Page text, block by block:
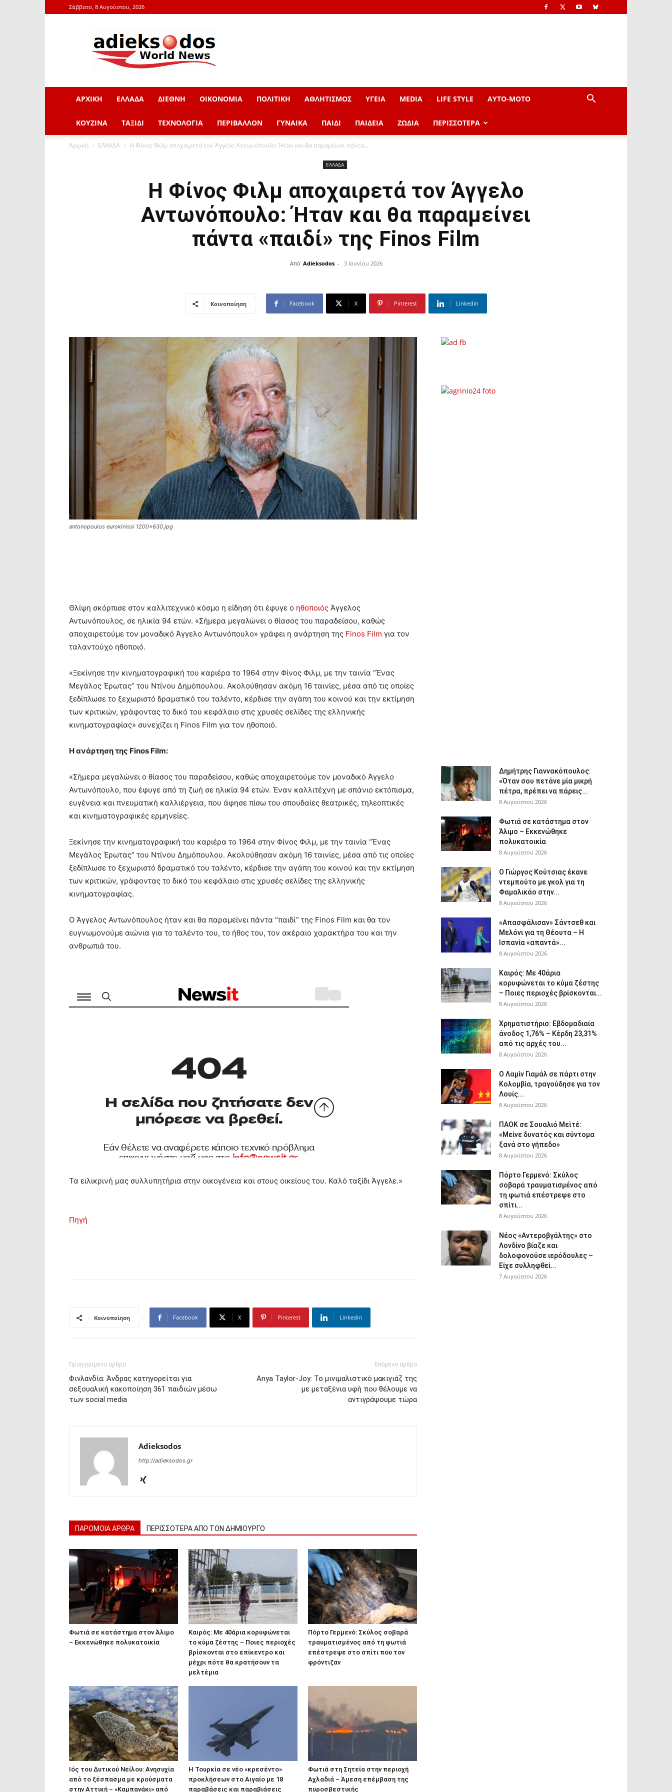
Σάββατο, 8 Αυγούστου, 2026
adieksodos.gr
ΑΡΧΙΚΗ ΕΛΛΑΔΑ ΔΙΕΘΝΗ ΟΙΚΟΝΟΜΙΑ ΠΟΛΙΤΙΚΗ ΑΘΛΗΤΙΣΜΟΣ ΥΓΕΙΑ MEDIA LIFE STYLE AYTO-ΜOTO
ΚΟΥΖΙΝΑ ΤΑΞΙΔΙ ΤΕΧΝΟΛΟΓΙΑ ΠΕΡΙΒΑΛΛΟΝ ΓΥΝΑΙΚΑ ΠΑΙΔΙ ΠΑΙΔΕΙΑ ΖΩΔΙΑ ΠΕΡΙΣΣΟΤΕΡΑ
Αρχική ΕΛΛΑΔΑ Η Φίνος Φιλμ αποχαιρετά τον Άγγελο Αντωνόπουλο: Ήταν και θα παραμείνει πάντα...
ΕΛΛΑΔΑ
Η Φίνος Φιλμ αποχαιρετά τον Άγγελο
Αντωνόπουλο: Ήταν και θα παραμείνει
πάντα «παιδί» της Finos Film
Από Adieksodos - 3 Ιουνίου 2026
Κοινοποίηση Facebook X Pinterest Linkedin
antonopoulos eurokinissi 1200x630.jpg
Θλίψη σκόρπισε στον καλλιτεχνικό κόσμο η είδηση ότι έφυγε ο ηθοποιός Άγγελος
Αντωνόπουλος, σε ηλικία 94 ετών. «Σήμερα μεγαλώνει ο θίασος του παραδείσου, καθώς
αποχαιρετούμε τον μοναδικό Άγγελο Αντωνόπουλο» γράφει η ανάρτηση της Finos Film για τον
ταλαντούχο ηθοποιό.
«Ξεκίνησε την κινηματογραφική του καριέρα το 1964 στην Φίνος Φιλμ, με την ταινία “Ένας
Μεγάλος Έρωτας” του Ντίνου Δημόπουλου. Ακολούθησαν ακόμη 16 ταινίες, μέσα από τις οποίες
ξεδίπλωσε το ξεχωριστό δραματικό του ταλέντο, κέρδισε την αγάπη του κοινού και την εκτίμηση
των κριτικών, γράφοντας το δικό του κεφάλαιο στις χρυσές σελίδες της ελληνικής
κινηματογραφίας» συνεχίζει η Finos Film για τον ηθοποιό.
Η ανάρτηση της Finos Film:
«Σήμερα μεγαλώνει ο θίασος του παραδείσου, καθώς αποχαιρετούμε τον μοναδικό Άγγελο
Αντωνόπουλο, που έφυγε από τη ζωή σε ηλικία 94 ετών. Έναν καλλιτέχνη με σπάνιο εκτόπισμα,
ευγένεια και πνευματική καλλιέργεια, που άφησε πίσω του σπουδαίες θεατρικές, τηλεοπτικές
και κινηματογραφικές ερμηνείες.
Ξεκίνησε την κινηματογραφική του καριέρα το 1964 στην Φίνος Φιλμ, με την ταινία “Ένας
Μεγάλος Έρωτας” του Ντίνου Δημόπουλου. Ακολούθησαν ακόμη 16 ταινίες, μέσα από τις οποίες
ξεδίπλωσε το ξεχωριστό δραματικό του ταλέντο, κέρδισε την αγάπη του κοινού και την εκτίμηση
των κριτικών, γράφοντας το δικό του κεφάλαιο στις χρυσές σελίδες της ελληνικής
κινηματογραφίας.
Ο Άγγελος Αντωνόπουλος ήταν και θα παραμείνει πάντα “παιδί” της Finos Film και θα τον
ευγνωμονούμε αιώνια για το ταλέντο του, το ήθος του, τον ακέραιο χαρακτήρα του και την
ανθρωπιά του.
Τα ειλικρινή μας συλλυπητήρια στην οικογένεια και στους οικείους του. Καλό ταξίδι Άγγελε.»
Πηγή
Κοινοποίηση Facebook X Pinterest Linkedin
Προηγούμενο άρθρο
Φινλανδία: Άνδρας κατηγορείται για
σεξουαλική κακοποίηση 361 παιδιών μέσω
των social media
Επόμενο άρθρο
Anya Taylor-Joy: Το μινιμαλιστικό μακιγιάζ της
με μεταξένια υφή που θέλουμε να
αντιγράψουμε τώρα
Adieksodos
http://adieksodos.gr
ΠΑΡΟΜΟΙΑ ΑΡΘΡΑ ΠΕΡΙΣΣΟΤΕΡΑ ΑΠΟ ΤΟΝ ΔΗΜΙΟΥΡΓΟ
Φωτιά σε κατάστημα στον Άλιμο
– Εκκενώθηκε πολυκατοικία
Καιρός: Με 40άρια κορυφώνεται
το κύμα ζέστης – Ποιες περιοχές
βρίσκονται στο επίκεντρο και
μέχρι πότε θα κρατήσουν τα
μελτέμια
Πόρτο Γερμενό: Σκύλος σοβαρά
τραυματισμένος από τη φωτιά
επέστρεψε στο σπίτι που τον
φρόντιζαν
Ιός του Δυτικού Νείλου: Ανησυχία
από το ξέσπασμα με κρούσματα
στην Αττική – «Καμπανάκι» από
Η Τουρκία σε νέο «κρεσέντο»
προκλήσεων στο Αιγαίο με 18
παραβάσεις και παραβιάσεις
Φωτιά στη Σητεία στην περιοχή
Αχλαδιά – Άμεση επέμβαση της
πυροσβεστικής
Δημήτρης Γιαννακόπουλος:
«Όταν σου πετάνε μία μικρή
πέτρα, πρέπει να πάρεις...
8 Αυγούστου 2026
Φωτιά σε κατάστημα στον
Άλιμο – Εκκενώθηκε
πολυκατοικία
8 Αυγούστου 2026
Ο Γιώργος Κούτσιας έκανε
ντεμπούτο με γκολ για τη
Φαμαλικάο στην...
8 Αυγούστου 2026
«Απασφάλισαν» Σάντσεθ και
Μελόνι για τη Θέουτα – Η
Ισπανία «απαντά»...
8 Αυγούστου 2026
Καιρός: Με 40άρια
κορυφώνεται το κύμα ζέστης
– Ποιες περιοχές βρίσκονται...
8 Αυγούστου 2026
Χρηματιστήριο: Εβδομαδιαία
άνοδος 1,76% – Κέρδη 23,31%
από τις αρχές του...
8 Αυγούστου 2026
Ο Λαμίν Γιαμάλ σε πάρτι στην
Κολομβία, τραγούδησε για τον
Λουίς...
8 Αυγούστου 2026
ΠΑΟΚ σε Σουαλιό Μεϊτέ:
«Μείνε δυνατός και σύντομα
ξανά στο γήπεδο»
8 Αυγούστου 2026
Πόρτο Γερμενό: Σκύλος
σοβαρά τραυματισμένος από
τη φωτιά επέστρεψε στο
σπίτι...
8 Αυγούστου 2026
Νέος «Αντεροβγάλτης» στο
Λονδίνο βίαζε και
δολοφονούσε ιερόδουλες –
Είχε συλληφθεί...
7 Αυγούστου 2026